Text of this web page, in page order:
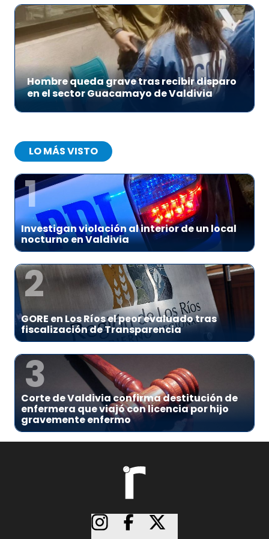
Hombre queda grave tras recibir disparo
en el sector Guacamayo de Valdivia
LO MÁS VISTO
1
Investigan violación al interior de un local
nocturno en Valdivia
2
GORE en Los Ríos el peor evaluado tras
fiscalización de Transparencia
3
Corte de Valdivia confirma destitución de
enfermera que viajó con licencia por hijo
gravemente enfermo